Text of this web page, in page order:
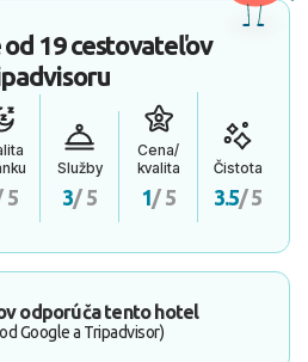
od 19 cestovateľov
5
Služby
3/ 5
Cena/
kvalita
1/ 5
Čistota
3.5/ 5
odporúča tento hotel
Google a Tripadvisor)